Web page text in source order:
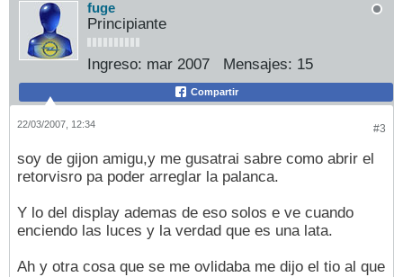
fuge
Principiante
Ingreso: mar 2007 Mensajes: 15
Compartir
#3
22/03/2007, 12:34
soy de gijon amigu,y me gusatrai sabre como abrir el
retorvisro pa poder arreglar la palanca.
Y lo del display ademas de eso solos e ve cuando
enciendo las luces y la verdad que es una lata.
Ah y otra cosa que se me ovlidaba me dijo el tio al que